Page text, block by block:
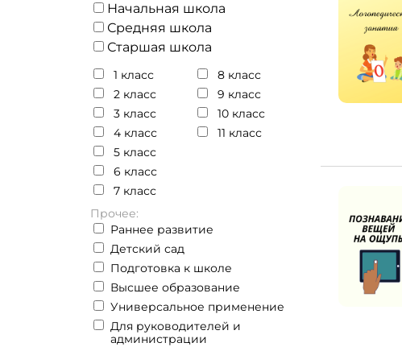
Начальная школа
Средняя школа
Старшая школа
1 класс
2 класс
3 класс
4 класс
5 класс
6 класс
7 класс
8 класс
9 класс
10 класс
11 класс
Прочее:
Раннее развитие
Детский сад
Подготовка к школе
Высшее образование
Универсальное применение
Для руководителей и
администрации